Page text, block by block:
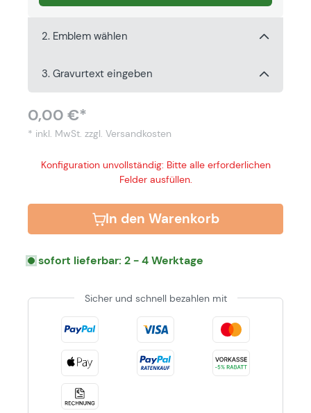
2. Emblem wählen
3. Gravurtext eingeben
0,00 €*
* inkl. MwSt. zzgl. Versandkosten
Konfiguration unvollständig: Bitte alle erforderlichen
Felder ausfüllen.
In den Warenkorb
sofort lieferbar: 2 - 4 Werktage
Sicher und schnell bezahlen mit